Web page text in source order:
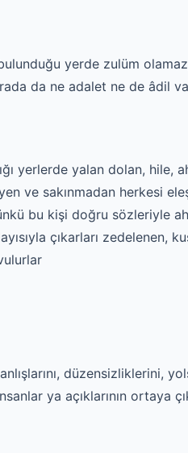
yerde zulüm
da ne adalet ne de âdil
yerlerde yalan dolan, hile,
ve sakınmadan herkesi
bu kişi doğru sözleriyle
çıkarları zedelenen,
düzensizliklerini,
ya açıklarının ortaya